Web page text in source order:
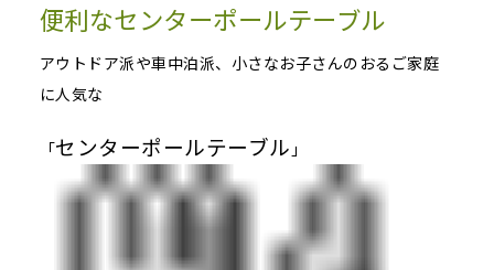
便利なセンターポールテーブル
アウトドア派や車中泊派、小さなお子さんのおるご家庭
に人気な
「センターポールテーブル 」